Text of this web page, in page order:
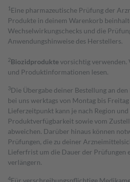
1 Eine pharmazeutische Prüfung der
Produkte in deinem Warenkorb
Wechselwirkungschecks und die
Anwendungshinweise des Herstellers.
2Biozidproduktevorsichtig verwenden.
und Produktinformationen lesen.
3Die Übergabe deiner Bestellung an
bei uns werktags von Montag bis
Lieferzeitpunkt kann je nach Region
Produktverfügbarkeit sowie vom
abweichen. Darüber hinaus können
Prüfungen, die zu deiner
Lieferfrist um die Dauer der Prüfungen
verlängern.
4Für verschreibungspflichtige